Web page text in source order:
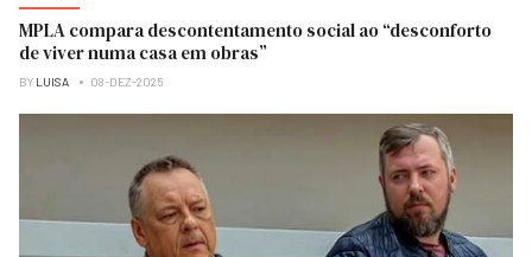
MPLA compara descontentamento social ao “desconforto
de viver numa casa em obras”
BY LUISA 08-DEZ-2025